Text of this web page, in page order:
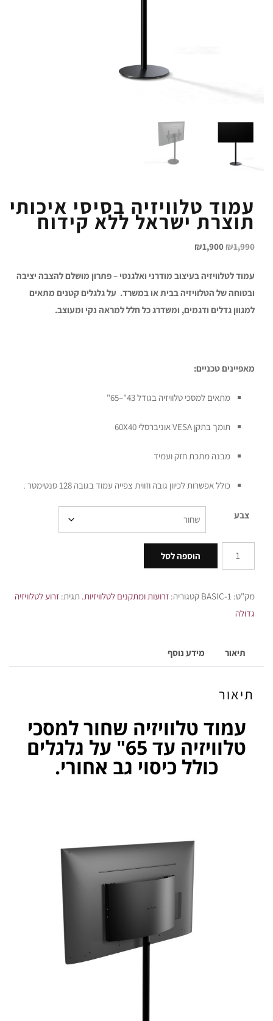
עמוד טלוויזיה בסיסי איכותי
תוצרת ישראל ללא קידוח
₪1,990
₪1,900
עמוד לטלוויזיה בעיצוב מודרני ואלגנטי – פתרון מושלם להצבה יציבה
ובטוחה של הטלוויזיה בבית או במשרד. על גלגלים קטנים מתאים
למגוון גדלים ודגמים, ומשדרג כל חלל למראה נקי ומעוצב.
מאפיינים טכניים:
מתאים למסכי טלוויזיה בגודל 43"–65"
תומך בתקן VESA אוניברסלי 60X40
מבנה מתכת חזק ועמיד
כולל אפשרות לכיוון גובה וזווית צפייה עמוד בגובה 128 סנטימטר .
צבע
הוספה לסל
מק"ט: BASIC-1 קטגוריה: זרועות ומתקנים לטלוויזיות. תגית: זרוע לטלוויזיה
גדולה
תיאור מידע נוסף
תיאור
עמוד טלוויזיה שחור למסכי
טלוויזיה עד 65" על גלגלים
כולל כיסוי גב אחורי.